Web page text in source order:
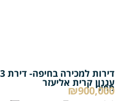
עגנון קרית אליעזר
מחיר
₪900,000